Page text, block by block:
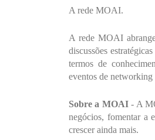
A rede MOAI.
A rede MOAI
discussões
termos de
eventos de networking
Sobre a MOAI- A
negócios, fomentar a
crescer ainda mais.